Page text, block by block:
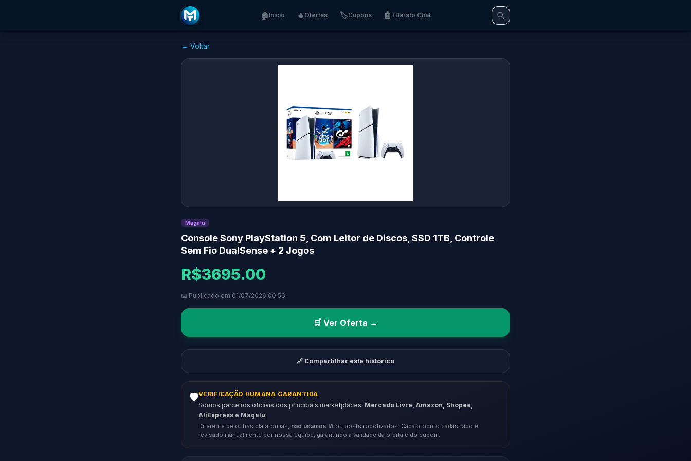
🏠 Início 🔥 Ofertas 🏷️Cupons 🤖+Barato Chat
← Voltar
Magalu
Console Sony PlayStation 5, Com Leitor de Discos, SSD 1TB, Controle
Sem Fio DualSense + 2 Jogos
R$3695.00
📅 Publicado em 01/07/2026 00:56
🛒 Ver Oferta →
🔗 Compartilhar este histórico
🛡️VERIFICAÇÃO HUMANA GARANTIDA
Somos parceiros oficiais dos principais marketplaces: Mercado Livre, Amazon, Shopee,
AliExpress e Magalu.
Diferente de outras plataformas, não usamos IA ou posts robotizados. Cada produto cadastrado é
revisado manualmente por nossa equipe, garantindo a validade da oferta e do cupom.